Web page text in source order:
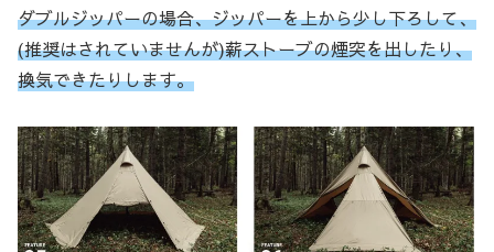
ダブルジッパーの場合、ジッパーを上から少し下ろして、
(推奨はされていませんが)薪ストーブの煙突を出したり、
換気できたりします。